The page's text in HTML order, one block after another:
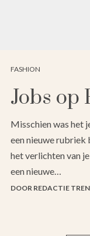
FASHION
Jobs op
Misschien was het
een nieuwe rubriek
het verlichten van
een nieuwe…
DOOR REDACTIE